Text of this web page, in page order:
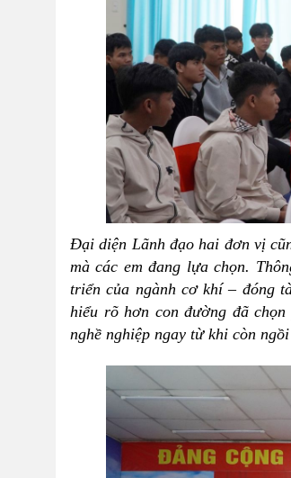
Đại diện Lãnh đạo hai đơn vị
mà các em đang lựa chọn.
triển của ngành cơ khí – đóng
hiểu rõ hơn con đường đã
nghề nghiệp ngay từ khi còn